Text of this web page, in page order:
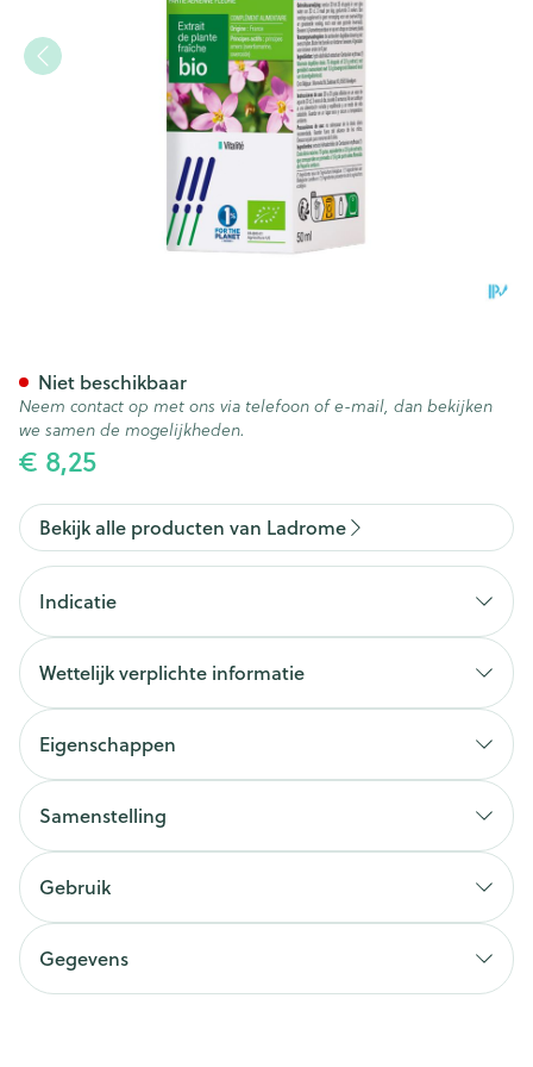
€ 8,25
Niet beschikbaar
Neem contact op met ons via telefoon of e-mail, dan bekijken
we samen de mogelijkheden.
Bekijk alle producten van Ladrome
Indicatie
Wettelijk verplichte informatie
Eigenschappen
Samenstelling
Gebruik
Gegevens